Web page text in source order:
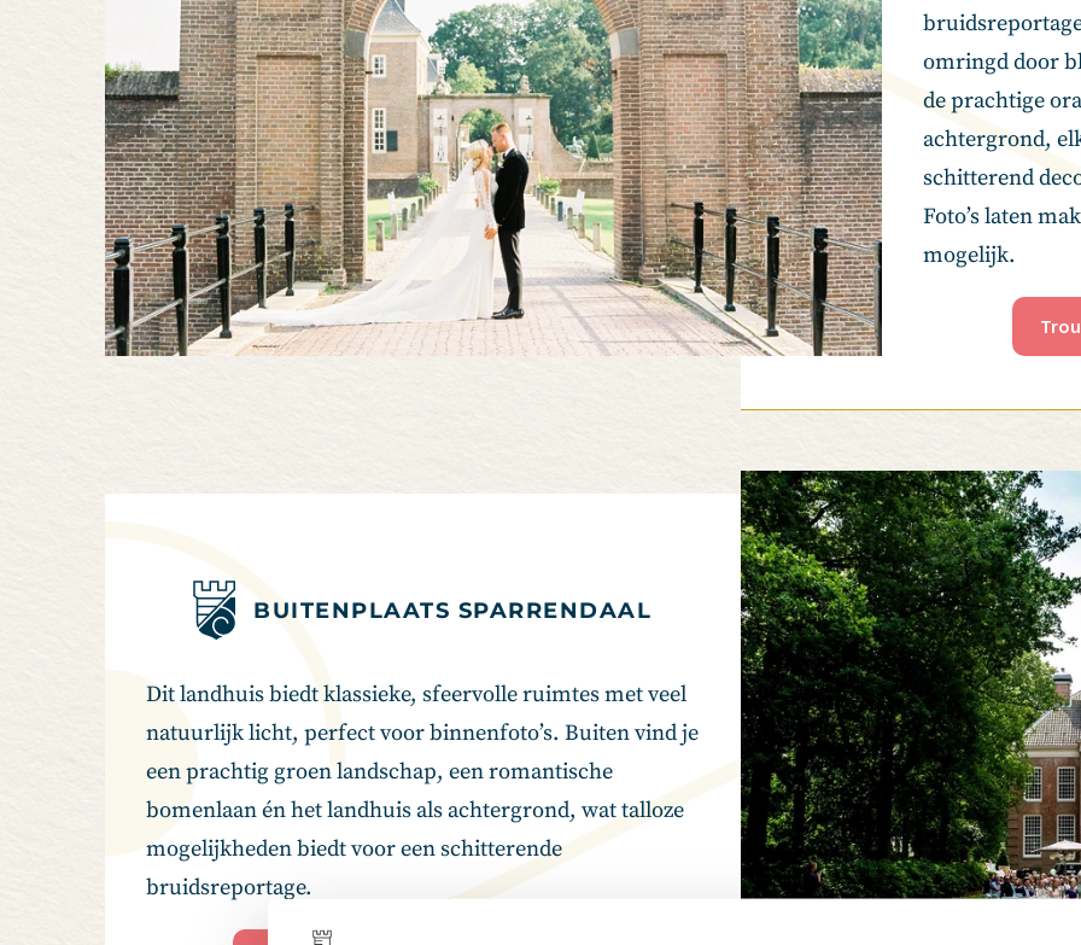
omringd door
de prachtige
achtergrond,
schitterend
Foto’s laten
mogelijk.
BUITENPLAATS SPARRENDAAL
Dit landhuis biedt klassieke, sfeervolle ruimtes met veel
natuurlijk licht, perfect voor binnenfoto’s. Buiten vind je
een prachtig groen landschap, een romantische
bomenlaan én het landhuis als achtergrond, wat talloze
mogelijkheden biedt voor een schitterende
bruidsreportage.